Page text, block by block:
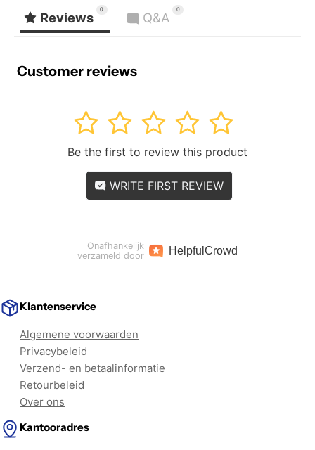
Reviews
0
Q&A
0
Customer reviews
5
4
3
2
1
Be the first to review this product
WRITE FIRST REVIEW
Onafhankelijk
verzameld door
Helpful Crowd
Klantenservice
Algemene voorwaarden
Privacybeleid
Verzend- en betaalinformatie
Retourbeleid
Over ons
Kantooradres